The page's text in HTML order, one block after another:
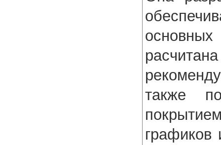
также
графиков